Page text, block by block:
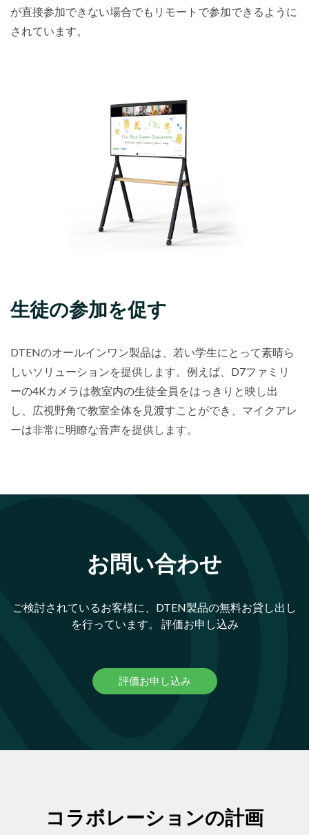
が直接参加できない場合でもリモートで参加できるように
されています。
生徒の参加を促す
DTENのオールインワン製品は、若い学生にとって素晴ら
しいソリューションを提供します。例えば、D7ファミリ
ーの4Kカメラは教室内の生徒全員をはっきりと映し出
し、広視野角で教室全体を見渡すことができ、マイクアレ
ーは非常に明瞭な音声を提供します。
お問い合わせ
ご検討されているお客様に、DTEN製品の無料お貸し出し
を行っています。 評価お申し込み
評価お申し込み
コラボレーションの計画